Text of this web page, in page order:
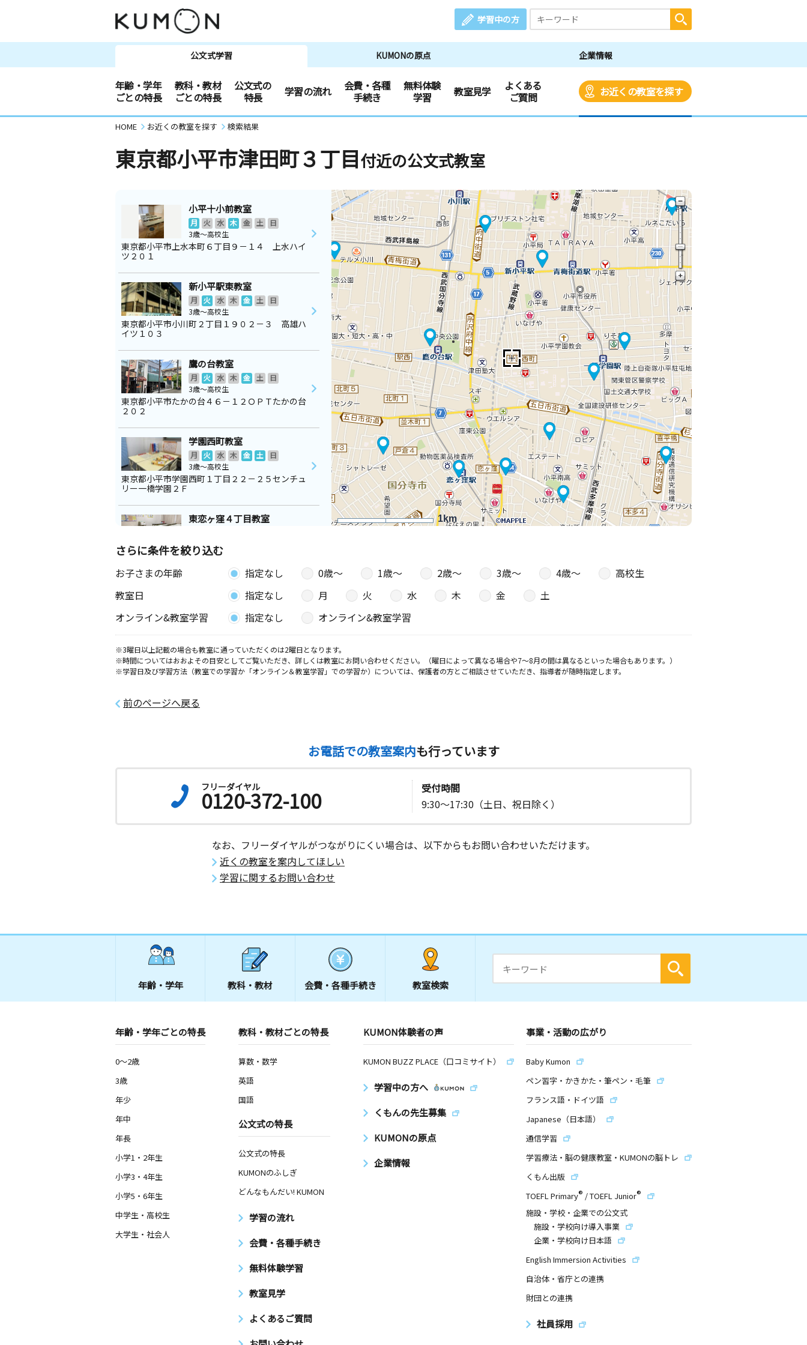
学習中の方
公文式学習 KUMONの原点 企業情報
年齢・学年
ごとの特長
教科・教材
ごとの特長
公文式の
特長
学習の流れ
会費・各種
手続き
無料体験
学習
教室見学
よくある
ご質問
お近くの教室を探す
HOME お近くの教室を探す 検索結果
東京都小平市津田町３丁目付近の公文式教室
1km
小平十小前教室
月 火 水 木 金 土
日
3歳～高校生
東京都小平市上水本町６丁目９－１４ 上水ハイ
ツ２０１
新小平駅東教室
月 火 水 木 金 土
日
3歳～高校生
東京都小平市小川町２丁目１９０２－３ 高雄ハ
イツ１０３
鷹の台教室
月 火 水 木 金 土
日
3歳～高校生
東京都小平市たかの台４６－１２ＯＰＴたかの台
２０２
学園西町教室
月 火 水 木 金 土
日
3歳～高校生
東京都小平市学園西町１丁目２２－２５センチュ
リー一橋学園２Ｆ
東恋ヶ窪４丁目教室
0歳～高校生
東京都国分寺市東恋ヶ窪４丁目２２－４２ 第１
１クリスタルマンション１０１号
小平６小前教室
木
3歳～高校生
東京都小平市小川東町５丁目２－１６小川東ハイ
西恋ヶ窪教室
3歳～高校生
東京都国分寺市戸倉１丁目２－２１ カームハイ
東京都小平市学園東町１丁目３ー２０ サンハイ
東恋ヶ窪教室
水 木 金 土
日
東京都国分寺市東恋ヶ窪２丁目３１－１２ ベル
東京都国分寺市新町１丁目２－９
上水南町西教室
木 金 土 日
金 土 日
ル１階
小平駅前教室
東京都小平市美園町１丁目１５－２ プレミール
小山２０３
さらに条件を絞り込む
お子さまの年齢 指定なし 0歳〜 1歳〜 2歳〜 3歳〜 4歳〜
高校生
教室日
指定なし 月 火 水 木 金
土
オンライン&教室学習
指定なし オンライン&教室学習
※3曜日以上記載の場合も教室に通っていただくのは2曜日となります。
※時間についてはおおよその目安としてご覧いただき、詳しくは教室にお問い合わせください。（曜日によって異なる場合や7～8月の間は異なるといった場合もあります。）
※学習日及び学習方法（教室での学習か「オンライン＆教室学習」での学習か）については、保護者の方とご相談させていただき、指導者が随時指定します。
前のページへ戻る
お電話での教室案内も行っています
フリーダイヤル
0120-372-100
受付時間
9:30～17:30（土日、祝日除く）
なお、フリーダイヤルがつながりにくい場合は、以下からもお問い合わせいただけます。
近くの教室を案内してほしい
学習に関するお問い合わせ
年齢・学年 教科・教材 会費・ 各種手続き 教室検索
年齢・学年ごとの特長
0～2歳
3歳
年少
年中
年長
小学1・2年生
小学3・4年生
小学5・6年生
中学生・高校生
大学生・社会人
教科・教材ごとの特長
算数・数学
英語
国語
公文式の特長
公文式の特長
KUMONのふしぎ
どんなもんだい! KUMON
学習の流れ
会費・各種手続き
無料体験学習
教室見学
よくあるご質問
KUMON体験者の声
KUMON BUZZ PLACE（口コミサイト）
学習中の方へ
くもんの先生募集
KUMONの原点
企業情報
事業・活動の広がり
Baby Kumon
ペン習字・かきかた・筆ペン・毛筆
フランス語・ドイツ語
Japanese（日本語）
通信学習
学習療法・脳の健康教室・KUMONの脳トレ
くもん出版
TOEFL Primary® /TOEFL Junior®
施設・学校・企業での公文式
施設・学校向け導入事業
企業・学校向け日本語
English Immersion Activities
自治体・省庁との連携
財団との連携
社員採用